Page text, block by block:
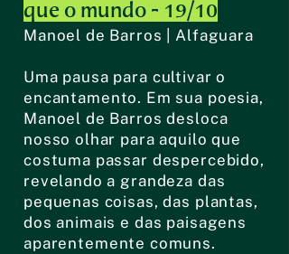
que o mundo - 19/10
Manoel de Barros | Alfaguara
Uma pausa para cultivar o
encantamento. Em sua poesia,
Manoel de Barros desloca
nosso olhar para aquilo que
costuma passar despercebido,
revelando a grandeza das
pequenas coisas, das plantas,
dos animais e das paisagens
aparentemente comuns.